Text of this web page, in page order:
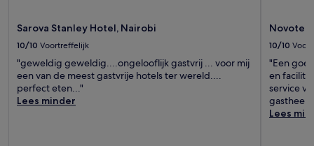
Sarova Stanley Hotel, Nairobi
10/10 Voortreffelijk
"geweldig geweldig....ongelooflijk gastvrij ... voor mij
een van de meest gastvrije hotels ter wereld....
perfect eten..."
Lees minder
Novotel
10/10
"Een
en
service
gastheer
Lees